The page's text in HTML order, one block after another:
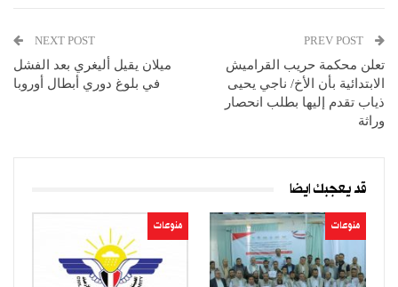
تعلن محكمة حريب القراميش
الابتدائية بأن الأخ/ ناجي يحيى
ذياب تقدم إليها بطلب انحصار
وراثة
NEXT POST
ميلان يقيل أليغري بعد الفشل
في بلوغ دوري أبطال أوروبا
قد يعجبك ايضا
منوعات منوعات